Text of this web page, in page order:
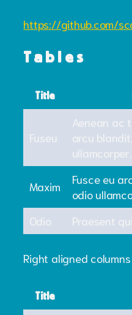
https://github.com/
Tables
Title
Fuseu
Aenean ac
arcu
ullamcorper.
Maxim
Fusce eu
odio
Odio
Praesent
Right aligned columns
Title